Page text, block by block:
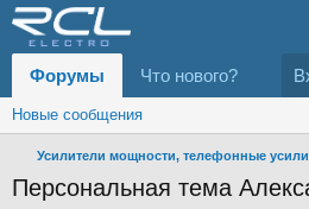
Форумы Что нового?
Новые сообщения
Усилители мощности, телефонные
Персональная тема